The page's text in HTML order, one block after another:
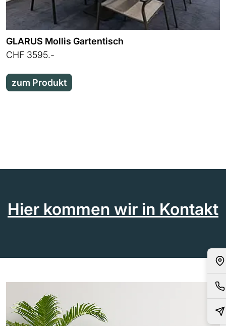
GLARUS Mollis Gartentisch
CHF 3595.-
zum Produkt
Hier kommen wir in Kontakt